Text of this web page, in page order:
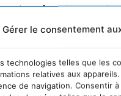
Gérer le consentement
technologies telles que les
relatives aux
de navigation. Consentir
trop longtemps
Ce bref exposé
De plus,
la richesse